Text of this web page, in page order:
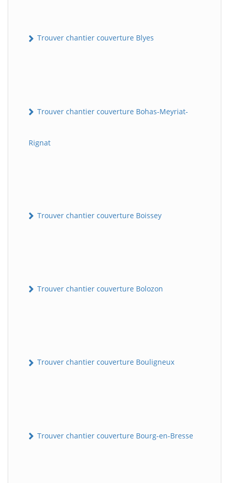
Trouver chantier couverture Blyes
Trouver chantier couverture Bohas-Meyriat-
Rignat
Trouver chantier couverture Boissey
Trouver chantier couverture Bolozon
Trouver chantier couverture Bouligneux
Trouver chantier couverture Bourg-en-Bresse